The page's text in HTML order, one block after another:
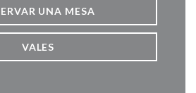
UNA MESA
VALES